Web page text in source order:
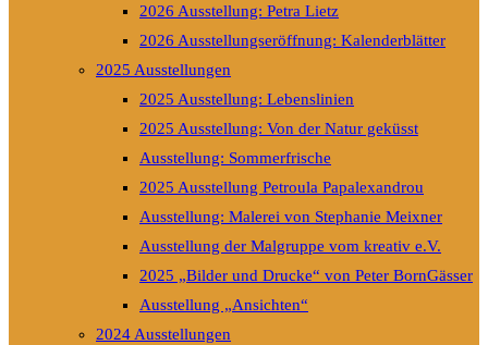
2026 Ausstellung: Petra Lietz
2026 Ausstellungseröffnung: Kalenderblätter
2025 Ausstellungen
2025 Ausstellung: Lebenslinien
2025 Ausstellung: Von der Natur geküsst
Ausstellung: Sommerfrische
2025 Ausstellung Petroula Papalexandrou
Ausstellung: Malerei von Stephanie Meixner
Ausstellung der Malgruppe vom kreativ e.V.
2025 „Bilder und Drucke“ von Peter BornGässer
Ausstellung „Ansichten“
2024 Ausstellungen